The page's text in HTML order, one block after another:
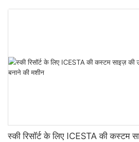
स्की रिसॉर्ट के लिए ICESTA की कस्टम